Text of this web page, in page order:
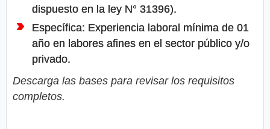
dispuesto en la ley N° 31396).
Específica: Experiencia laboral mínima de 01
año en labores afines en el sector público y/o
privado.
Descarga las bases para revisar los requisitos
completos.